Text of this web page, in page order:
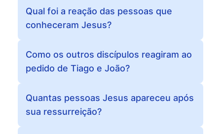
Qual foi a reação das pessoas que
conheceram Jesus?
Como os outros discípulos reagiram ao
pedido de Tiago e João?
Quantas pessoas Jesus apareceu após
sua ressurreição?